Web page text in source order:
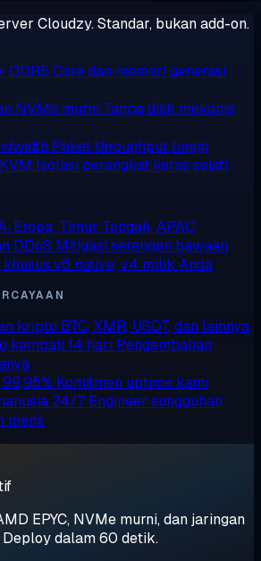
Cloudzy. Standar, bukan add-on.
DDR5 Core dan memori generasi
NVMe murni Tanpa disk mekanis,
Paket throughput tinggi
Isolasi perangkat keras sejati
Eropa, Timur Tengah, APAC
DDoS Mitigasi serangan bawaan
v6 native, v4 milik Anda
kripto BTC, XMR, USDT, dan lainnya
kembali 14 hari Pengembalian
Komitmen uptime kami
24/7 Engineer sungguhan,
menit
EPYC, NVMe murni, dan jaringan
dalam 60 detik.